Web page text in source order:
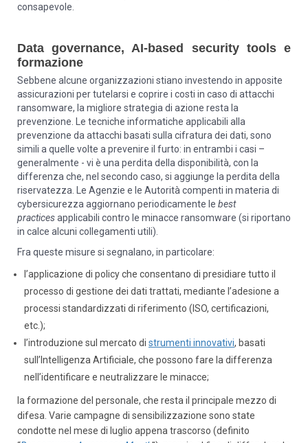
consapevole.
Data governance, AI-based security tools e
formazione
Sebbene alcune organizzazioni stiano investendo in apposite
assicurazioni per tutelarsi e coprire i costi in caso di attacchi
ransomware, la migliore strategia di azione resta la
prevenzione. Le tecniche informatiche applicabili alla
prevenzione da attacchi basati sulla cifratura dei dati, sono
simili a quelle volte a prevenire il furto: in entrambi i casi –
generalmente - vi è una perdita della disponibilità, con la
differenza che, nel secondo caso, si aggiunge la perdita della
riservatezza. Le Agenzie e le Autorità compenti in materia di
cybersicurezza aggiornano periodicamente le best
practicesapplicabili contro le minacce ransomware (si riportano
in calce alcuni collegamenti utili).
Fra queste misure si segnalano, in particolare:
l’applicazione di policy che consentano di presidiare tutto il
processo di gestione dei dati trattati, mediante l’adesione a
processi standardizzati di riferimento (ISO, certificazioni,
etc.);
l’introduzione sul mercato di strumenti innovativi, basati
sull’Intelligenza Artificiale, che possono fare la differenza
nell’identificare e neutralizzare le minacce;
la formazione del personale, che resta il principale mezzo di
difesa. Varie campagne di sensibilizzazione sono state
condotte nel mese di luglio appena trascorso (definito